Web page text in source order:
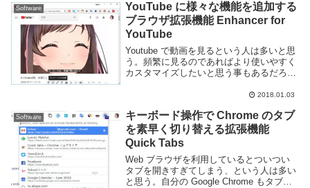
Software
YouTube に様々な機能を追加する
ブラウザ拡張機能 Enhancer for
YouTube
Youtube で動画を見るという人は多いと思
う。頻繁に見るのであればより使いやすく
カスタマイズしたいと思う事もあるだろ
拡張機能を利用する事で YouTube に様々
2018.01.03
Software
キーボード操作で Chrome のタブ
を素早く切り替える拡張機能
Quick Tabs
Web ブラウザを利用しているとついつい
タブを開きすぎてしまう、という人は多い
と思う。自分の Google Chrome もタブの